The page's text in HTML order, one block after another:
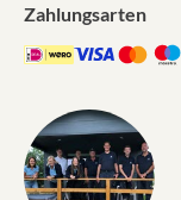
Zahlungsarten